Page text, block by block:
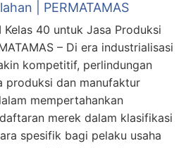
| PERMATAMAS
40 untuk Jasa Produksi
– Di era industrialisasi
kompetitif, perlindungan
produksi dan manufaktur
mempertahankan
merek dalam klasifikasi
spesifik bagi pelaku usaha